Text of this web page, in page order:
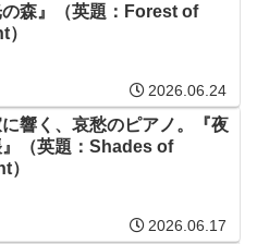
の森』（英題：Forest of
）
2026.06.24
響く、哀愁のピアノ。『夜
（英題：Shades of
）
2026.06.17